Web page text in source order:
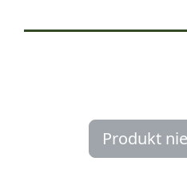
Produkt